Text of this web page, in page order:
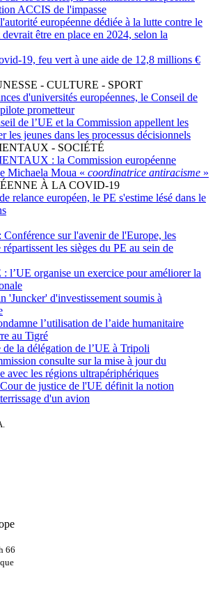
ACCIS de l'impasse
l'autorité européenne dédiée à la lutte contre le
être en place en 2024, selon la
19, feu vert à une aide de 12,8 millions €
- CULTURE - SPORT
d'universités européennes, le Conseil de
prometteur
de l’UE et la Commission appellent les
les jeunes dans les processus décisionnels
- SOCIÉTÉ
: la Commission européenne
Michaela Moua « coordinatrice antiracisme »
À LA COVID-19
relance européen, le PE s'estime lésé dans le
Conférence sur l'avenir de l'Europe, les
les sièges du PE au sein de
: l’UE organise un exercice pour améliorer la
'Juncker' d'investissement soumis à
l’utilisation de l’aide humanitaire
au Tigré
de la délégation de l’UE à Tripoli
consulte sur la mise à jour du
avec les régions ultrapériphériques
de justice de l'UE définit la notion
d'un avion
66